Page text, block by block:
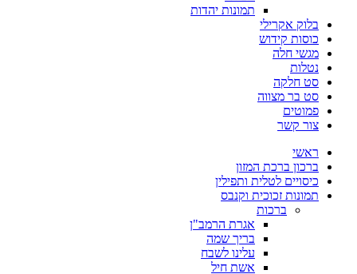
תמונות יהדות
בלוק אקרילי
כוסות קידוש
מגשי חלה
נטלות
סט חלקה
סט בר מצווה
פמוטים
צור קשר
ראשי
ברכון ברכת המזון
כיסויים לטלית ותפילין
תמונות זכוכית וקנבס
ברכות
אגרת הרמב"ן
בריך שמה
עלינו לשבח
אשת חיל